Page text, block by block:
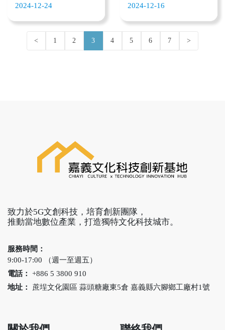
行單位：嘉義文化科技
地正朝科技產業轉型。
與此同時，嘉義縣深厚
的人文底蘊、自然風
化科技觀光產業發展，
讓年輕人回嘉義創業。
2024-12-24
MR等科技，體驗數位互
動與未來內容，結合嘉
義糖果節的節慶氛圍，
2024-12-16
< 1 2 3 4 5 6 7 >
致力於5G文創科技，培育創新團隊，
推動當地數位產業，打造獨特文化科技城市。
服務時間：
9:00-17:00 （週一至週五）
電話： +886 5 3800 910
地址： 蔗埕文化園區 蒜頭糖廠東5倉 嘉義縣六腳鄉工廠村1號